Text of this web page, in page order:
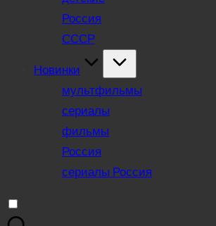
Россия
СССР
Новинки
мультфильмы
сериалы
фильмы
Россия
сериалы Россия